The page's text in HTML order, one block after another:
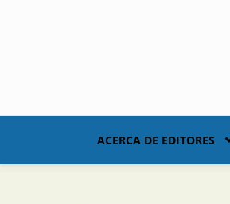
ACERCA DE EDITORES